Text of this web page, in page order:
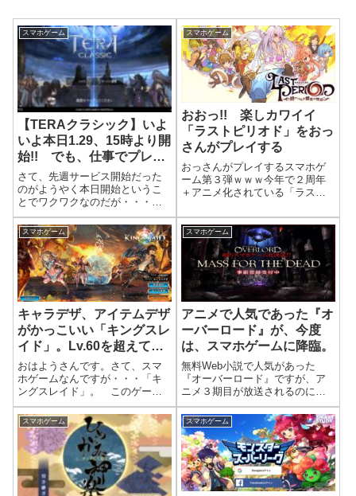
スマホゲーム
【TERAクラシック】いよ
いよ本日1.29、15時より開
始!! でも、仕事でプレイ
出来ないし、どうせアクセ
ス過多で無理やろうから
「待ち」でいいやｗ
さて、先週サービス開始だった
のがようやく本日開始というこ
とでワクワクなのだが・・・夜
まで触れないのが残念 (´；ω；
`)ｸｳｩｩまぁサービス開始時はどう
せ、アクセス過多になってプレ
イできんからいっかｗまた、事
前ダウンロードが出来るとのこ
とで...
スマホゲーム
おおっ!! 楽しカワイイ
「ラストピリオド」をおっ
さんがプレイする
おっさんがプレイするスマホゲ
ーム第３弾ｗｗｗ今年で２周年
＋アニメ化されている「ラスト
でみました。意外や意外、キャ
ラがカワイク、遊び場（クエス
ト）が多く楽しかったです！プ
レイ開始日は、2018年5月23日。
ブログへ...
スマホゲーム
キャラデザ、アイテムデザ
がかっこいい「キングスレ
イド」。Lv.60を超えてか
らが本番ｗ
おはようさんです。さて、スマ
ホゲームなんですが・・・「キ
ングスレイド」。 このゲーム
のインスコした日がたしか、4月
ごろだったでしょうか。いまご
ろ、レビューというのも可笑し
いですが、「キングスレイド」
もプレイしているよぉと告知ｗ
ｗｗさて、この...
スマホゲーム
アニメで人気であった『オ
ーバーロード』が、今度
は、スマホゲームに降臨。
無料Web小説で人気があった
『オーバーロード』ですが、ア
ニメ３期目が放送されるのに、
今度は、スマホゲーム化とのこ
と。公式ページのNEWSにおい
て6/25に告知されていました。
この『オーバーロード』です
が、Web版（しかも、大雑把）
で読んだと...
スマホゲーム スマホゲーム